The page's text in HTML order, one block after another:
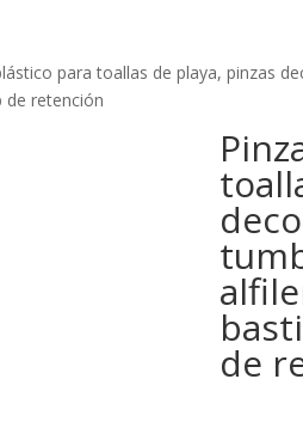
para toallas de playa, pinzas
de retención
de